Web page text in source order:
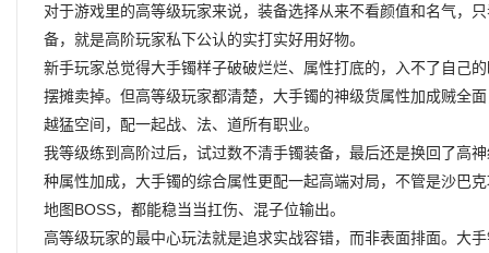
对于游戏里的高等级玩家来说，装备选择从来不看颜值和名气，
备，就是高阶玩家私下公认的实打实好用好物。
新手玩家总觉得大手镯样子破破烂烂、属性打底的，入不了自己
摆摊卖掉。但高等级玩家都清楚，大手镯的神级货属性加成贼全
越猛空间，配一起战、法、道所有职业。
我等级练到高阶过后，试过数不清手镯装备，最后还是换回了高
种属性加成，大手镯的综合属性更配一起高端对局，不管是沙巴
地图BOSS，都能稳当当扛伤、混子位输出。
高等级玩家的最中心玩法就是追求实战容错，而非表面排面。大